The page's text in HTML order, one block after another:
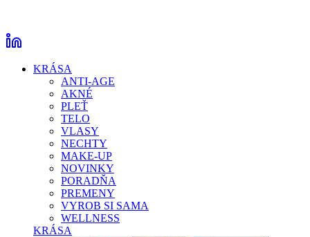
KRÁSA
ANTI-AGE
AKNÉ
PLEŤ
TELO
VLASY
NECHTY
MAKE-UP
NOVINKY
PORADŇA
PREMENY
VYROB SI SAMA
WELLNESS
KRÁSA